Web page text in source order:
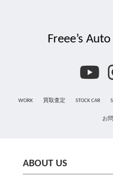
Freee’s
WORK 買取査定 STOCK CAR
お
ABOUT US